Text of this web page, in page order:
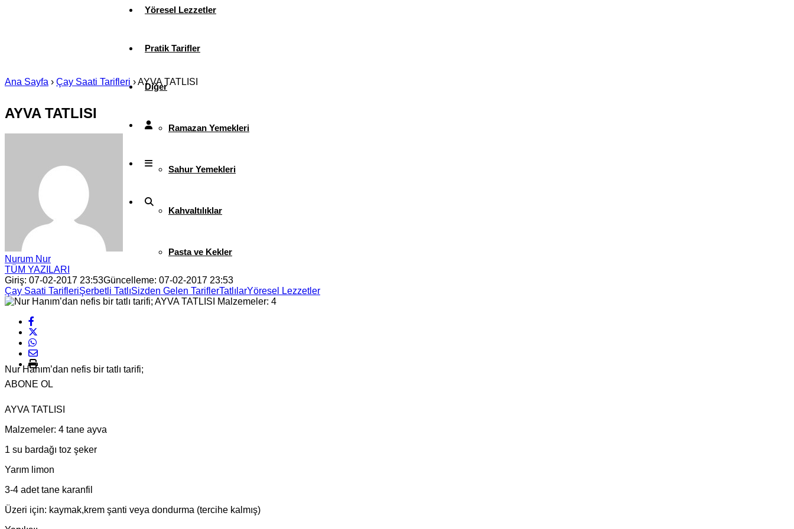
Yöresel Lezzetler
Pratik Tarifler
Diğer
Ramazan Yemekleri
Sahur Yemekleri
Kahvaltılıklar
Pasta ve Kekler
Ana Sayfa › Çay Saati Tarifleri ›AYVA TATLISI
AYVA TATLISI
Nurum Nur
TÜM YAZILARI
Giriş: 07-02-2017 23:53Güncelleme: 07-02-2017 23:53
Çay Saati TarifleriŞerbetli TatlıSizden Gelen TariflerTatlılarYöresel Lezzetler
ABONE OL
Nur Hanım’dan nefis bir tatlı tarifi;
AYVA TATLISI
Malzemeler: 4 tane ayva
1 su bardağı toz şeker
Yarım limon
3-4 adet tane karanfil
Üzeri için: kaymak,krem şanti veya dondurma (tercihe kalmış)